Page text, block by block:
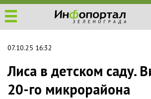
07.10.25 16:32
Лиса в детском саду.
20-го микрорайона